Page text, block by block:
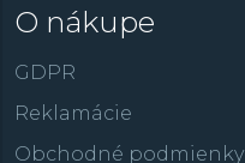
O nákupe
GDPR
Reklamácie
Obchodné podmienky